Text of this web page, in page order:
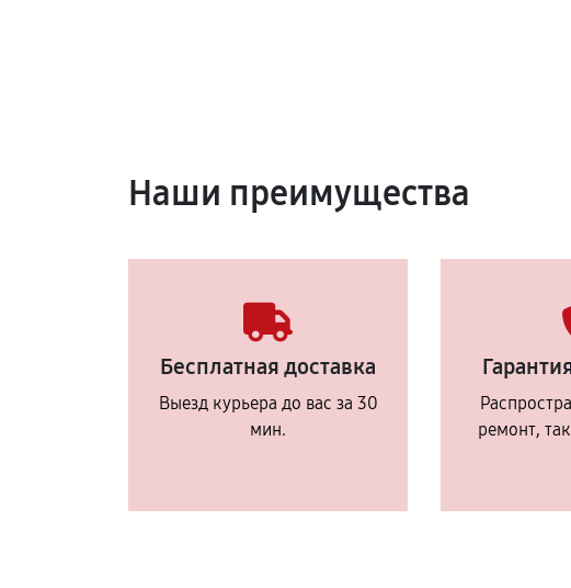
Наши преимущества
Бесплатная доставка
Выезд курьера до вас за 30
мин.
ремонт,